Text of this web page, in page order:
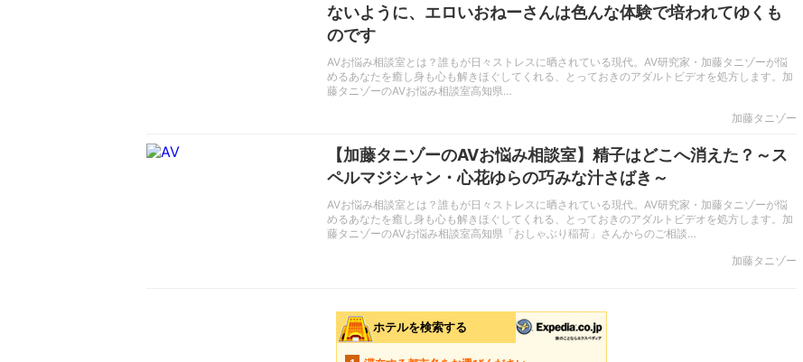
ないように、エロいおねーさんは色んな体験で培われてゆくも
のです
AVお悩み相談室とは？誰もが日々ストレスに晒されている現代。AV研究家・加藤タニゾーが悩
めるあなたを癒し身も心も解きほぐしてくれる、とっておきのアダルトビデオを処方します。加
藤タニゾーのAVお悩み相談室高知県…
加藤タニゾー
【加藤タニゾーのAVお悩み相談室】精子はどこへ消えた？～ス
ペルマジシャン・心花ゆらの巧みな汁さばき～
AVお悩み相談室とは？誰もが日々ストレスに晒されている現代。AV研究家・加藤タニゾーが悩
めるあなたを癒し身も心も解きほぐしてくれる、とっておきのアダルトビデオを処方します。加
藤タニゾーのAVお悩み相談室高知県「おしゃぶり稲荷」さんからのご相談…
加藤タニゾー